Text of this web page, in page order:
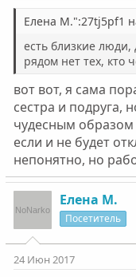
Елена М.":27tj5pf1
есть близкие
рядом нет тех, кто
вот вот, я сама
сестра и подруга,
чудесным образом
если и не будет
непонятно, но
Елена М.
Посетитель
24 Июн 2017